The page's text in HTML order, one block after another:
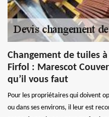
Changement de tuiles
Firfol : Marescot
qu’il vous faut
Pour les propriétaires qui doivent
ou dans ses environs, il leur est